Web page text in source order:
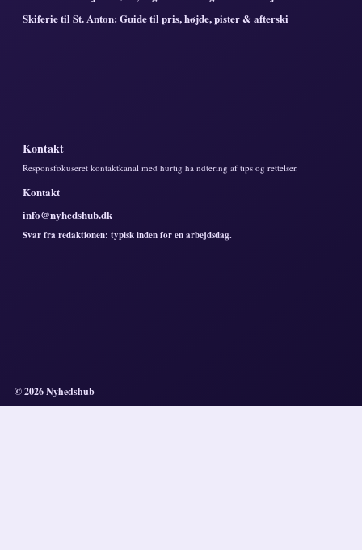
Skiferie til St. Anton: Guide til pris, højde, pister & afterski
Kontakt
Responsfokuseret kontaktkanal med hurtig ha ndtering af tips og rettelser.
Kontakt
info@nyhedshub.dk
Svar fra redaktionen: typisk inden for en arbejdsdag.
© 2026 Nyhedshub